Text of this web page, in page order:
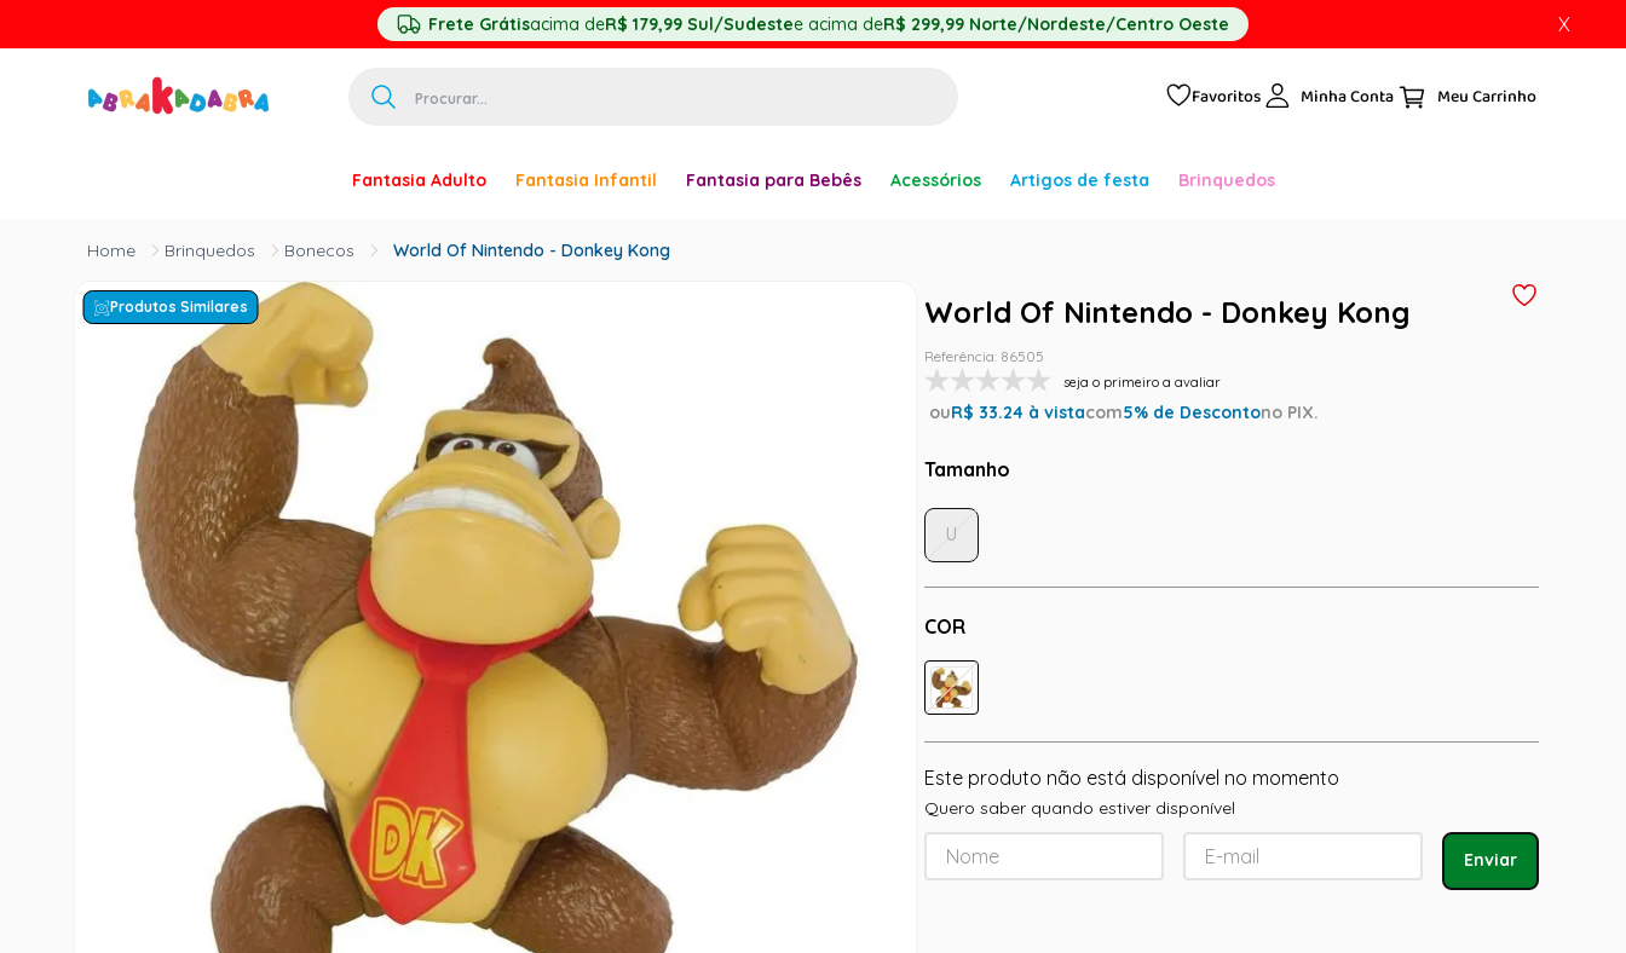
Frete Grátisacima deR$ 179,99 Sul/Sudestee acima deR$ 299,99 Norte/Nordeste/Centro Oeste X
Favoritos Minha Conta
Fantasia Adulto Fantasia Infantil Fantasia para Bebês Acessórios Artigos de festa Brinquedos
Brinquedos Bonecos World Of Nintendo - Donkey Kong
Produtos Similares World Of Nintendo - Donkey Kong
Referência: 86505
seja o primeiro a avaliar
ouR$ 33.24 à vistacom5% de Descontono PIX.
Tamanho
COR
U
Este produto não está disponível no momento
Quero saber quando estiver disponível
Enviar
2º
princesa
mascara
6º
paquita
7º
harry potter
8º
kpop
branca neve